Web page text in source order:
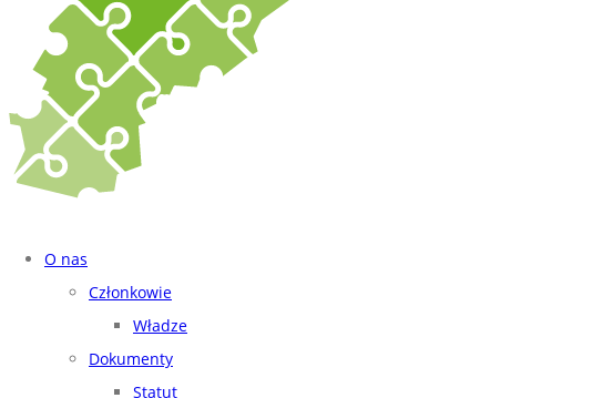
O nas
Członkowie
Władze
Dokumenty
Statut